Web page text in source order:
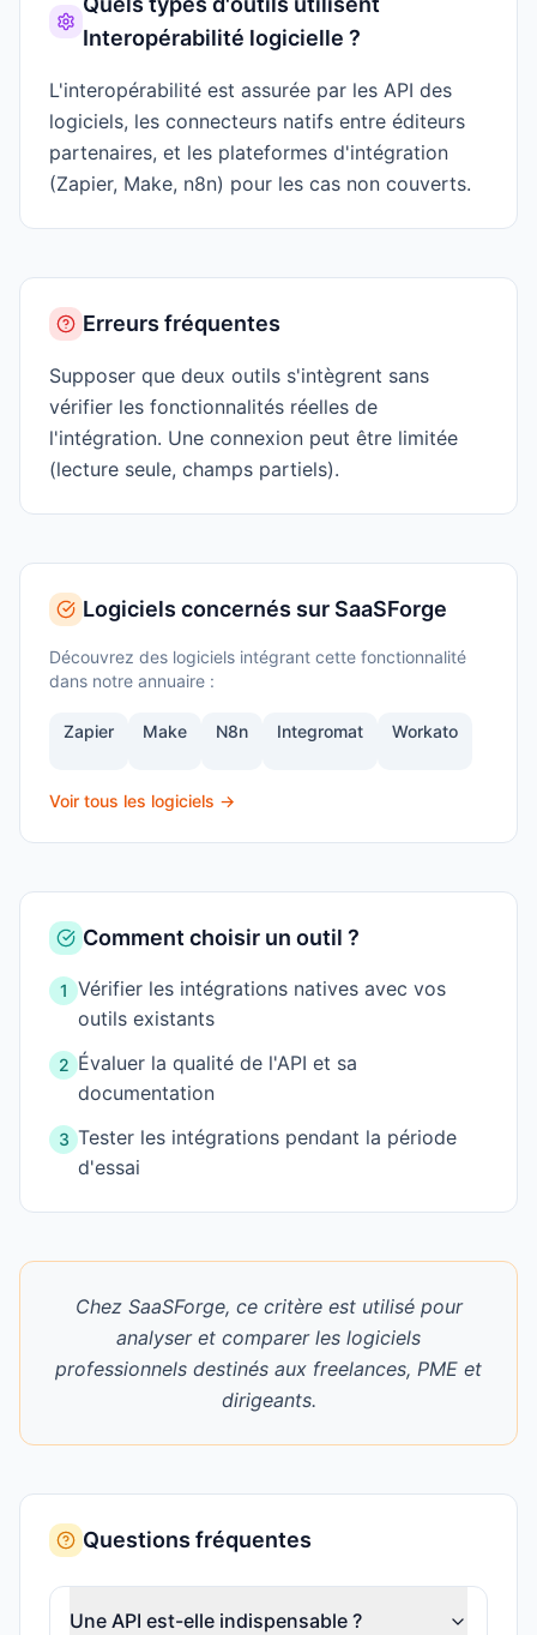
Interopérabilité logicielle ?
L'interopérabilité est assurée par les API des
logiciels, les connecteurs natifs entre éditeurs
partenaires, et les plateformes d'intégration
(Zapier, Make, n8n) pour les cas non couverts.
Erreurs fréquentes
Supposer que deux outils s'intègrent sans
vérifier les fonctionnalités réelles de
l'intégration. Une connexion peut être limitée
(lecture seule, champs partiels).
Logiciels concernés sur SaaSForge
Découvrez des logiciels intégrant cette fonctionnalité
dans notre annuaire :
Zapier Make N8n Integromat Workato
Voir tous les logiciels →
Comment choisir un outil ?
1 Vérifier les intégrations natives avec vos
outils existants
2 Évaluer la qualité de l'API et sa
documentation
3 Tester les intégrations pendant la période
d'essai
Chez SaaSForge, ce critère est utilisé pour
analyser et comparer les logiciels
professionnels destinés aux freelances, PME et
dirigeants.
Questions fréquentes
Une API est-elle indispensable ?